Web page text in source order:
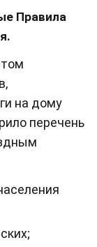
Правила
на дому
перечень